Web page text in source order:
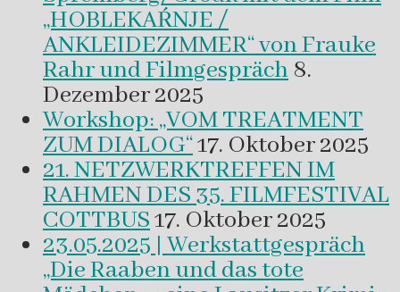
„HOBLEKAŔNJE /
ANKLEIDEZIMMER“ von Frauke
Rahr und Filmgespräch 8.
Dezember 2025
Workshop: „VOM TREATMENT
ZUM DIALOG“17. Oktober 2025
21. NETZWERKTREFFEN IM
RAHMEN DES 35. FILMFESTIVAL
COTTBUS17. Oktober 2025
23.05.2025 | Werkstattgespräch
„Die Raaben und das tote